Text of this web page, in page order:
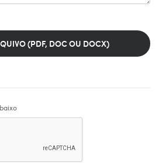
(PDF, DOC OU DOCX)